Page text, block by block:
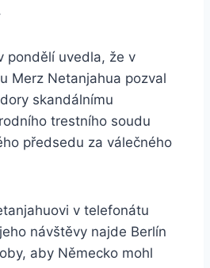
pondělí uvedla, že v
Merz Netanjahua pozval
skandálnímu
trestního soudu
předsedu za válečného
v telefonátu
návštěvy najde Berlín
aby Německo mohl